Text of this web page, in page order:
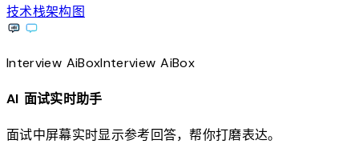
技术栈架构图
Interview AiBoxInterviewAiBox
AI 面试实时助手
面试中屏幕实时显示参考回答，帮你打磨表达。